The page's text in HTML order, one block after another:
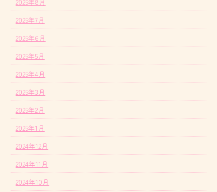
2025年8月
2025年7月
2025年6月
2025年5月
2025年4月
2025年3月
2025年2月
2025年1月
2024年12月
2024年11月
2024年10月